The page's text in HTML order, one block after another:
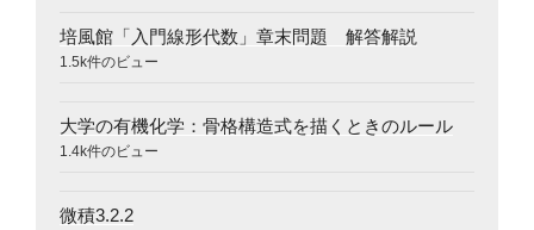
培風館「入門線形代数」章末問題 解答解説
1.5k件のビュー
大学の有機化学：骨格構造式を描くときのルール
1.4k件のビュー
微積3.2.2